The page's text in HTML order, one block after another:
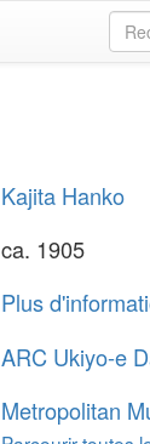
Kajita Hanko
ca. 1905
Plus
ARC Ukiyo-e
Metropolitan